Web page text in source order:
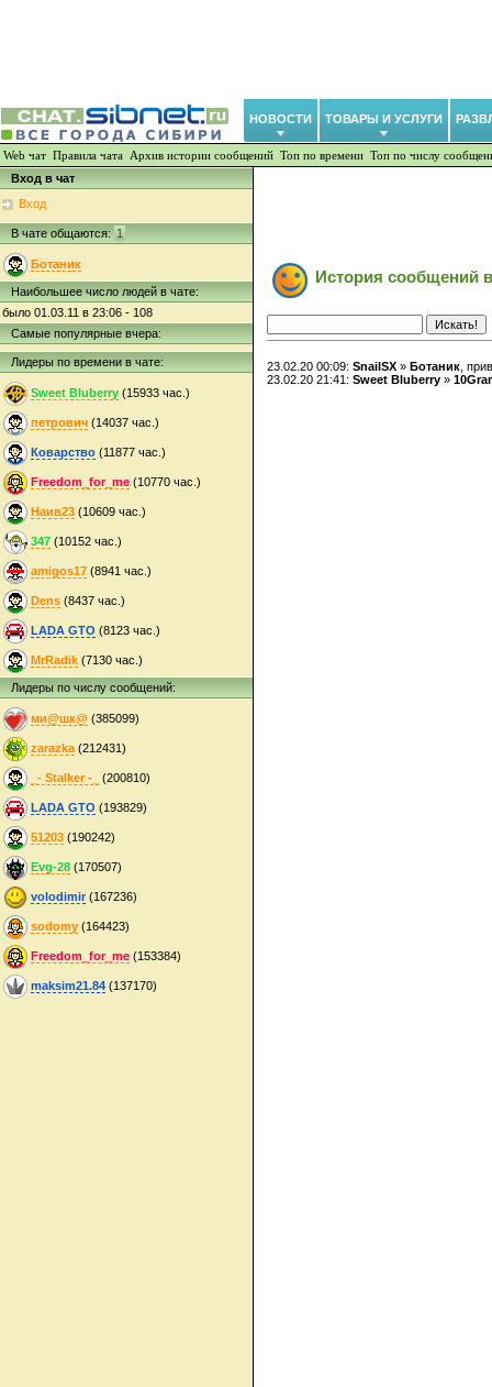
НОВОСТИ ТОВАРЫ И УСЛУГИ
Web чат Правила чата Архив истории сообщений Топ по времени Топ по числу
Вход в чат
Вход
В чате общаются: 1
Ботаник
Наибольшее число людей в чате:
было 01.03.11 в 23:06 - 108
Самые популярные вчера:
Лидеры по времени в чате:
Sweet Bluberry (15933 час.)
петрович (14037 час.)
Коварство (11877 час.)
Freedom_for_me (10770 час.)
Наив23 (10609 час.)
347 (10152 час.)
amigos17 (8941 час.)
Dens (8437 час.)
LADA GTO (8123 час.)
MrRadik (7130 час.)
Лидеры по числу сообщений:
ми@шк@ (385099)
zarazka (212431)
_- Stalker -_ (200810)
LADA GTO (193829)
51203 (190242)
Evg-28 (170507)
volodimir(167236)
sodomy (164423)
Freedom_for_me (153384)
maksim21.84 (137170)
История сообщений
23.02.20 00:09: SnailSX » Ботаник ,
23.02.20 21:41: Sweet Bluberry »